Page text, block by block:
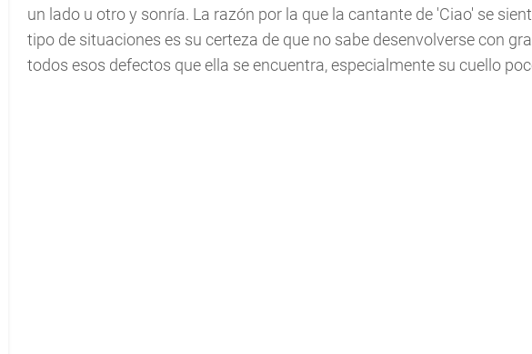
un lado u otro y sonría. La razón por la que la cantante de 'Ciao' se
tipo de situaciones es su certeza de que no sabe desenvolverse con
todos esos defectos que ella se encuentra, especialmente su cuello